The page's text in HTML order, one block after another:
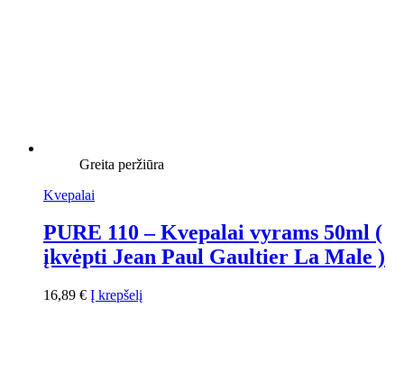
Greita peržiūra
Kvepalai
PURE 110 – Kvepalai vyrams 50ml (
įkvėpti Jean Paul Gaultier La Male )
16,89 € Į krepšelį